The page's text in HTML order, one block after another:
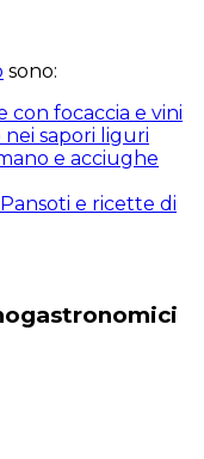
sono:
con focaccia e vini
sapori liguri
e acciughe
e ricette di